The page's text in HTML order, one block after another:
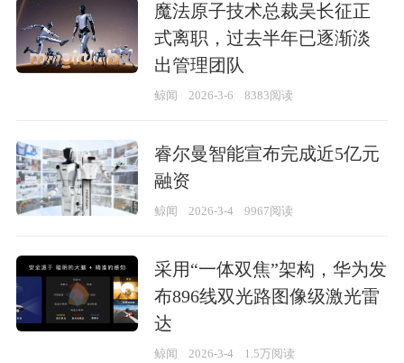
魔法原子技术总裁吴长征正
式离职，过去半年已逐渐淡
出管理团队
鲸闻 2026-3-6 8383阅读
睿尔曼智能宣布完成近5亿元
融资
鲸闻 2026-3-4 9967阅读
采用“一体双焦”架构，华为发
布896线双光路图像级激光雷
达
鲸闻 2026-3-4 1.5万阅读